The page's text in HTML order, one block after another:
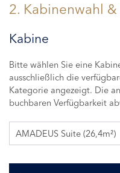
2. Kabinenwahl
Kabine
Bitte wählen Sie eine
ausschließlich die
Kategorie angezeigt. Die
buchbaren Verfügbarkeit
AMADEUS Suite (26,4m²)